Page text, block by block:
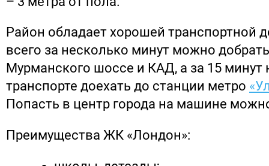
Район обладает хорошей транспортной
всего за несколько минут можно
Мурманского шоссе и КАД, а за 15
транспорте доехать до станции метро
Попасть в центр города на машине
Преимущества ЖК «Лондон»: